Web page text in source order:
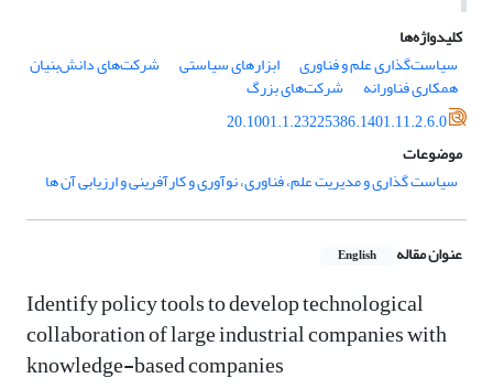
کلیدواژه‌ها
سیاست‌گذاری علم و فناوری
ابزارهای سیاستی شرکت‌های دانش‌بنیان
همکاری فناورانه
شرکت‌های بزرگ
20.1001.1.23225386.1401.11.2.6.0
موضوعات
سیاست گذاری و مدیریت علم، فناوری، نوآوری و کارآفرینی و ارزیابی آن ها
عنوان مقاله English
Identify policy tools to develop technological
collaboration of large industrial companies with
knowledge-based companies